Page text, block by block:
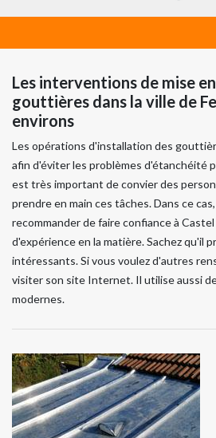
Les interventions de mise
gouttières dans la ville de
environs
Les opérations d'installation des
afin d'éviter les problèmes d'étanchéité
est très important de convier des
prendre en main ces tâches. Dans ce
recommander de faire confiance à
d'expérience en la matière. Sachez qu'il
intéressants. Si vous voulez d'autres
visiter son site Internet. Il utilise aussi
modernes.